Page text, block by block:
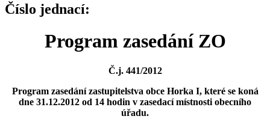
Číslo jednací:
Program zasedání ZO
Č.j. 441/2012
Program zasedání zastupitelstva obce Horka I, které se koná
dne 31.12.2012 od 14 hodin v zasedací místnosti obecního
úřadu.